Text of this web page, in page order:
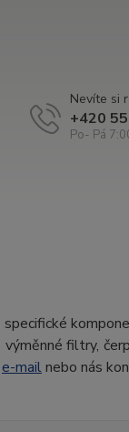
Nevíte si
+420
Po- Pá
filtry,
e-mailnebo nás